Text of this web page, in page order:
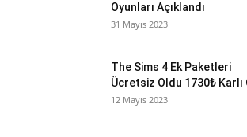
Oyunları Açıklandı
31 Mayıs 2023
The Sims 4 Ek Paketleri
Ücretsiz Oldu 1730₺ Karlı
12 Mayıs 2023